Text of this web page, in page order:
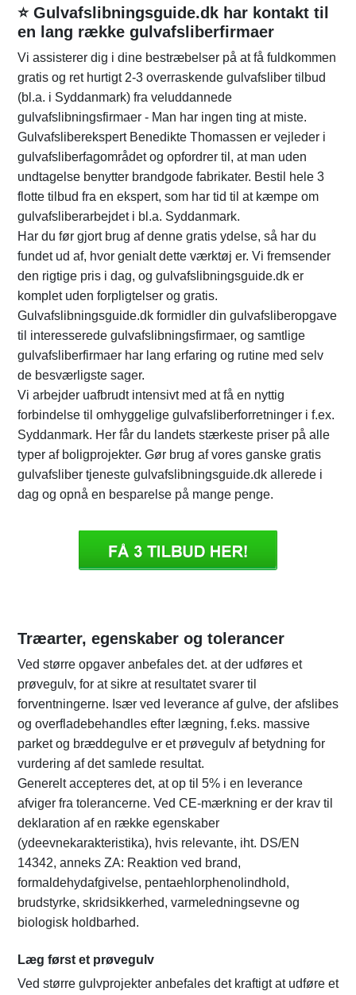
⭐ Gulvafslibningsguide.dk har kontakt til
en lang række gulvafsliberfirmaer
Vi assisterer dig i dine bestræbelser på at få fuldkommen
gratis og ret hurtigt 2-3 overraskende gulvafsliber tilbud
(bl.a. i Syddanmark) fra veluddannede
gulvafslibningsfirmaer - Man har ingen ting at miste.
Gulvafsliberekspert Benedikte Thomassen er vejleder i
gulvafsliberfagområdet og opfordrer til, at man uden
undtagelse benytter brandgode fabrikater. Bestil hele 3
flotte tilbud fra en ekspert, som har tid til at kæmpe om
gulvafsliberarbejdet i bl.a. Syddanmark.
Har du før gjort brug af denne gratis ydelse, så har du
fundet ud af, hvor genialt dette værktøj er. Vi fremsender
den rigtige pris i dag, og gulvafslibningsguide.dk er
komplet uden forpligtelser og gratis.
Gulvafslibningsguide.dk formidler din gulvafsliberopgave
til interesserede gulvafslibningsfirmaer, og samtlige
gulvafsliberfirmaer har lang erfaring og rutine med selv
de besværligste sager.
Vi arbejder uafbrudt intensivt med at få en nyttig
forbindelse til omhyggelige gulvafsliberforretninger i f.ex.
Syddanmark. Her får du landets stærkeste priser på alle
typer af boligprojekter. Gør brug af vores ganske gratis
gulvafsliber tjeneste gulvafslibningsguide.dk allerede i
dag og opnå en besparelse på mange penge.
Træarter, egenskaber og tolerancer
Ved større opgaver anbefales det. at der udføres et
prøvegulv, for at sikre at resultatet svarer til
forventningerne. Især ved leverance af gulve, der afslibes
og overfladebehandles efter lægning, f.eks. massive
parket og bræddegulve er et prøvegulv af betydning for
vurdering af det samlede resultat.
Generelt accepteres det, at op til 5% i en leverance
afviger fra tolerancerne. Ved CE-mærkning er der krav til
deklaration af en række egenskaber
(ydeevnekarakteristika), hvis relevante, iht. DS/EN
14342, anneks ZA: Reaktion ved brand,
formaldehydafgivelse, pentaehlorphenolindhold,
brudstyrke, skridsikkerhed, varmeledningsevne og
biologisk holdbarhed.
Læg først et prøvegulv
Ved større gulvprojekter anbefales det kraftigt at udføre et